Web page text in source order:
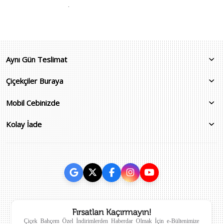
.
Aynı Gün Teslimat
Çiçekçiler Buraya
Mobil Cebinizde
Kolay İade
Fırsatları Kaçırmayın!
Çiçek Bahçem Özel İndirimlerden Haberdar Olmak İçin e-Bültenimize